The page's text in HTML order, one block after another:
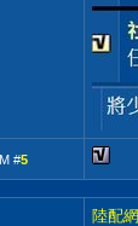
#5
陸配